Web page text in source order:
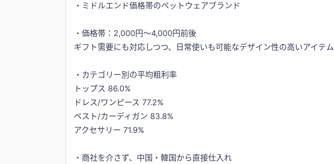
・ミドルエンド価格帯のペットウェアブランド
・価格帯：2,000円〜4,000円前後
ギフト需要にも対応しつつ、日常使いも可能なデザイン性の高いアイテム
・カテゴリー別の平均粗利率
トップス 86.0%
ドレス/ワンピース 77.2%
ベスト/カーディガン 83.8%
アクセサリー 71.9%
・商社を介さず、中国・韓国から直接仕入れ